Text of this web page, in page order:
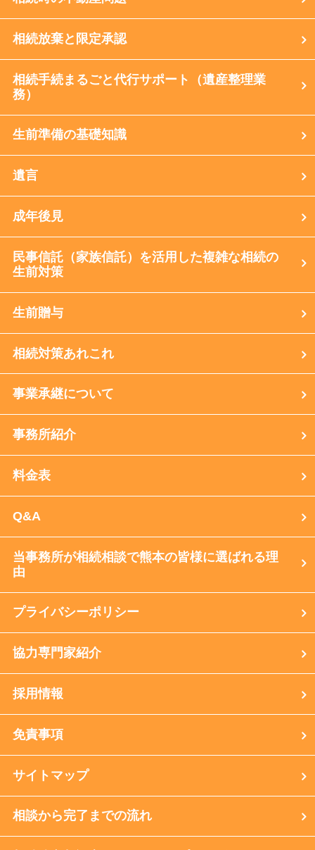
相続放棄と限定承認
相続手続まるごと代行サポート（遺産整理業
務）
生前準備の基礎知識
遺言
成年後見
民事信託（家族信託）を活用した複雑な相続の
生前対策
生前贈与
相続対策あれこれ
事業承継について
事務所紹介
料金表
Q&A
当事務所が相続相談で熊本の皆様に選ばれる理
由
プライバシーポリシー
協力専門家紹介
採用情報
免責事項
サイトマップ
相談から完了までの流れ